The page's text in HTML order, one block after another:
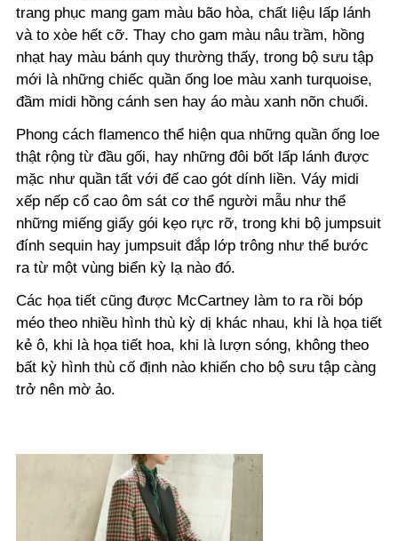
trang phục mang gam màu bão hòa, chất liệu lấp lánh
và to xòe hết cỡ. Thay cho gam màu nâu trầm, hồng
nhạt hay màu bánh quy thường thấy, trong bộ sưu tập
mới là những chiếc quần ống loe màu xanh turquoise,
đầm midi hồng cánh sen hay áo màu xanh nõn chuối.
Phong cách flamenco thể hiện qua những quần ống loe
thật rộng từ đầu gối, hay những đôi bốt lấp lánh được
mặc như quần tất với đế cao gót dính liền. Váy midi
xếp nếp cổ cao ôm sát cơ thể người mẫu như thể
những miếng giấy gói kẹo rực rỡ, trong khi bộ jumpsuit
đính sequin hay jumpsuit đắp lớp trông như thể bước
ra từ một vùng biển kỳ lạ nào đó.
Các họa tiết cũng được McCartney làm to ra rồi bóp
méo theo nhiều hình thù kỳ dị khác nhau, khi là họa tiết
kẻ ô, khi là họa tiết hoa, khi là lượn sóng, không theo
bất kỳ hình thù cố định nào khiến cho bộ sưu tập càng
trở nên mờ ảo.